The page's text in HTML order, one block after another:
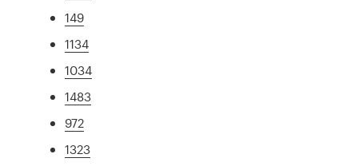
149
1134
1034
1483
972
1323